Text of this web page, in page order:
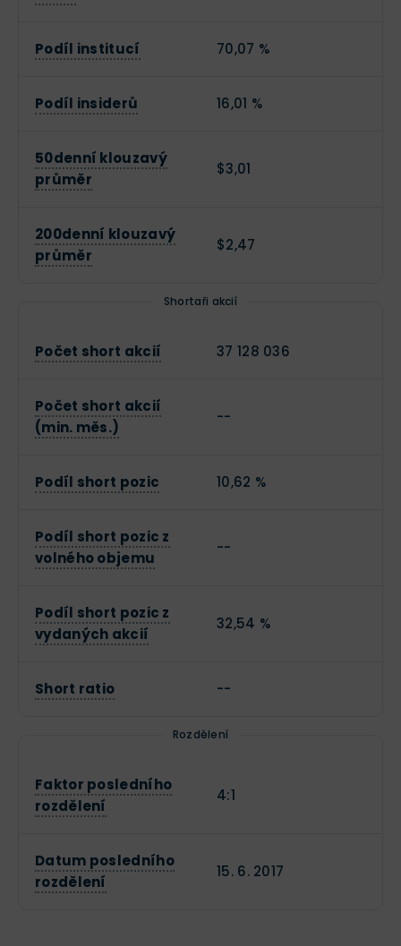
Podíl institucí 70,07 %
Podíl insiderů 16,01 %
50denní klouzavý
průměr
$3,01
200denní klouzavý
průměr
$2,47
Shortaři akcií
Počet short akcií 37 128 036
Počet short akcií
(min. měs.)
--
Podíl short pozic 10,62 %
Podíl short pozic z
volného objemu
--
Podíl short pozic z
vydaných akcií
32,54 %
Short ratio --
Rozdělení
Faktor posledního
rozdělení
4:1
Datum posledního
rozdělení
15. 6. 2017